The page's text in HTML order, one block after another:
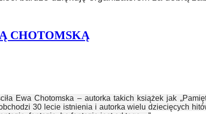
CHOTOMSKĄ
Ewa Chotomska – autorka takich książek jak
30 lecie istnienia i autorka wielu dziecięcych